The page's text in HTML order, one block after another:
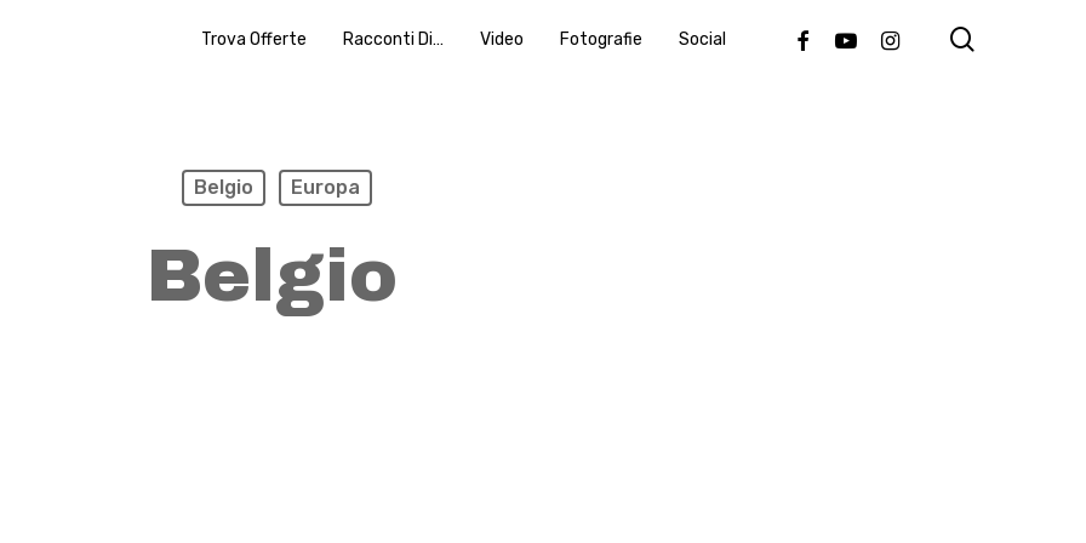
Trova Offerte Racconti Di… Video Fotografie Social FacebookYoutubeInstagram
Belgio Europa
Belgio